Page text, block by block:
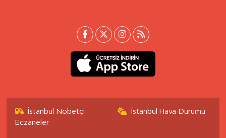
İstanbul Nöbetçi
Eczaneler
İstanbul Hava Durumu